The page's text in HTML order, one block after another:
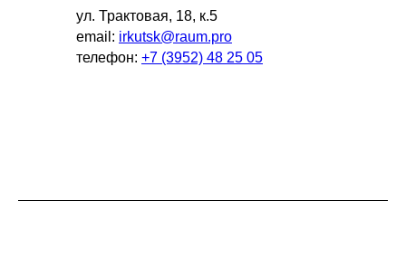
ул. Трактовая, 18, к.5
email: irkutsk@raum.pro
телефон: +7 (3952) 48 25 05